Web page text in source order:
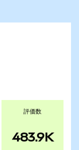
評価数
483.9K